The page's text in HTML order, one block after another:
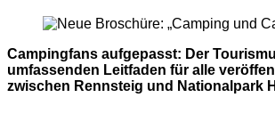
Campingfans aufgepasst: Der
umfassenden Leitfaden für alle
zwischen Rennsteig und Nationalpark